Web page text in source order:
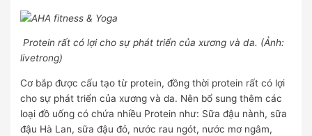
Protein rất có lợi cho sự phát triển của xương và da. (Ảnh:
livetrong)
Cơ bắp được cấu tạo từ protein, đồng thời protein rất có lợi
cho sự phát triển của xương và da. Nên bổ sung thêm các
loại đồ uống có chứa nhiều Protein như: Sữa đậu nành, sữa
đậu Hà Lan, sữa đậu đỏ, nước rau ngót, nước mơ ngâm,